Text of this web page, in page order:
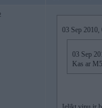
03 Sep 2010,
03 Sep
Kas ar